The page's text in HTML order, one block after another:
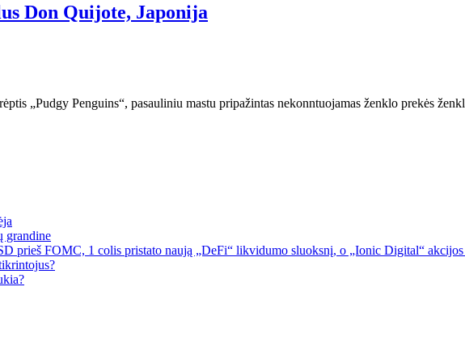
Don Quijote, Japonija
„Pudgy Penguins“, pasauliniu mastu pripažintas nekonntuojamas ženklo prekės
grandine
prieš FOMC, 1 colis pristato naują „DeFi“ likvidumo sluoksnį, o „Ionic Digital“ akcijos